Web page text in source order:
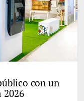
con un